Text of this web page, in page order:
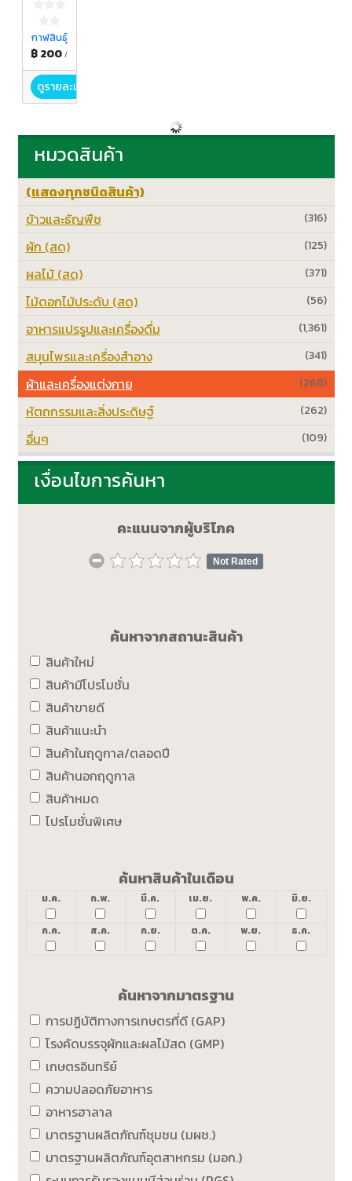
OTOP
กาฬสินธุ์
฿ 200/
ดูรายละเอียด
หมวดสินค้า
(แสดงทุกชนิดสินค้า)
(316)
ข้าวและธัญพืช
(125)
ผัก (สด)
(371)
ผลไม้ (สด)
(56)
ไม้ดอกไม้ประดับ (สด)
(1,361)
อาหารแปรรูปและเครื่องดื่ม
(341)
สมุนไพรและเครื่องสำอาง
(268)
ผ้าและเครื่องแต่งกาย
(262)
หัตถกรรมและสิ่งประดิษฐ์
(109)
อื่นๆ
เงื่อนไขการค้นหา
คะแนนจากผู้บริโภค
Not Rated
ค้นหาจากสถานะสินค้า
สินค้าใหม่
สินค้ามีโปรโมชั่น
สินค้าขายดี
สินค้าแนะนำ
สินค้าในฤดูกาล/ตลอดปี
สินค้านอกฤดูกาล
สินค้าหมด
โปรโมชั่นพิเศษ
ค้นหาสินค้าในเดือน
ม.ค. ก.พ. มี.ค. เม.ย. พ.ค. มิ.ย.
ก.ค. ส.ค. ก.ย. ต.ค. พ.ย. ธ.ค.
ค้นหาจากมาตรฐาน
การปฏิบัติทางการเกษตรที่ดี (GAP)
โรงคัดบรรจุผักและผลไม้สด (GMP)
เกษตรอินทรีย์
ความปลอดภัยอาหาร
อาหารฮาลาล
มาตรฐานผลิตภัณฑ์ชุมชน (มผช.)
มาตรฐานผลิตภัณฑ์อุตสาหกรม (มอก.)